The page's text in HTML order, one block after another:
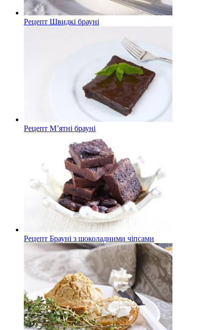
Рецепт Швидкі брауні
Рецепт М’ятні брауні
Рецепт Брауні з шоколадними чіпсами